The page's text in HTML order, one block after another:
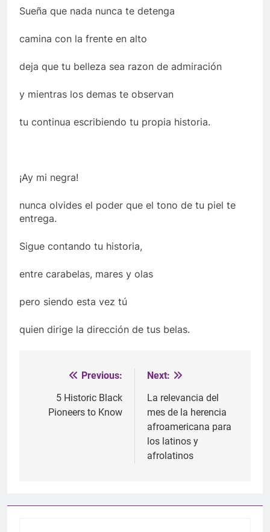
Sueña que nada nunca te detenga
camina con la frente en alto
deja que tu belleza sea razon de admiración
y mientras los demas te observan
tu continua escribiendo tu propia historia.
¡Ay mi negra!
nunca olvides el poder que el tono de tu piel te
entrega.
Sigue contando tu historia,
entre carabelas, mares y olas
pero siendo esta vez tú
quien dirige la dirección de tus belas.
navigation
Previous:
5 Historic Black
Pioneers to Know
Next:
La relevancia del
mes de la herencia
afroamericana para
los latinos y
afrolatinos